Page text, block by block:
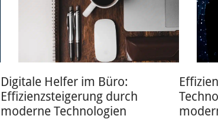
Digitale Helfer im Büro:
Effizienzsteigerung durch
moderne Technologien